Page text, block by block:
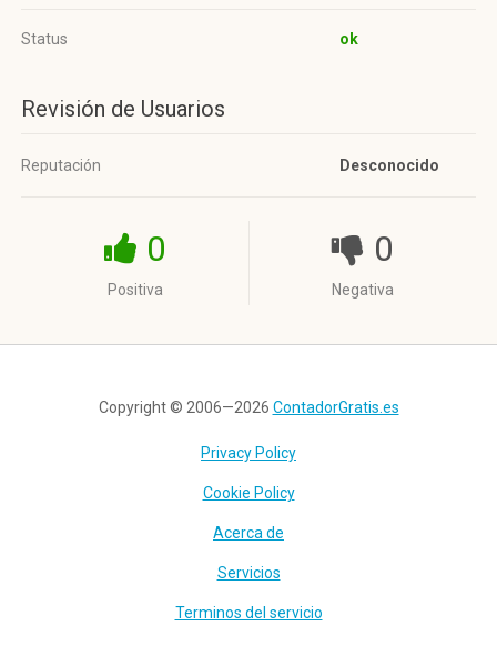
Status ok
Revisión de Usuarios
Reputación Desconocido
0
Positiva
0
Negativa
Copyright © 2006—2026 ContadorGratis.es
Privacy Policy
Cookie Policy
Acerca de
Servicios
Terminos del servicio